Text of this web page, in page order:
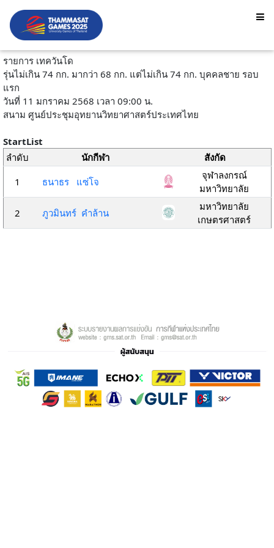
รายการ เทควันโด
รุ่นไม่เกิน 74 กก. มากว่า 68 กก. แต่ไม่เกิน 74 กก. บุคคลชาย รอบ
แรก
วันที่ 11 มกราคม 2568 เวลา 09:00 น.
สนาม ศูนย์ประชุมอุทยานวิทยาศาสตร์ประเทศไทย
StartList
ลำดับ
นักกีฬา
สังกัด
1
ธนาธร แซ่โจ
จุฬาลงกรณ์
มหาวิทยาลัย
2
ภูวมินทร์ คำล้าน
มหาวิทยาลัย
เกษตรศาสตร์